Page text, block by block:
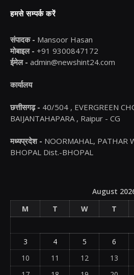
हमसे सम्पर्क करें
संपादक - Mansoor Hasan
मोबाइल - +91 9300847172
ईमेल - admin@newshint24.com
कार्यालय
छत्तीसगढ़ - 40/504 , EVERGREEN
BAIJANTAHAPARA , Raipur - CG
मध्यप्रदेश - NOORMAHAL, PATHAR
BHOPAL Dist.-BHOPAL
August
M
T W T
3
4 5 6
10
11 12 13